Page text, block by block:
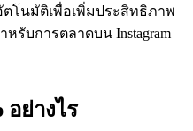
โนมัติเพื่อเพิ่มประสิทธิภาพ
รับการตลาดบน Instagram
อย่างไร